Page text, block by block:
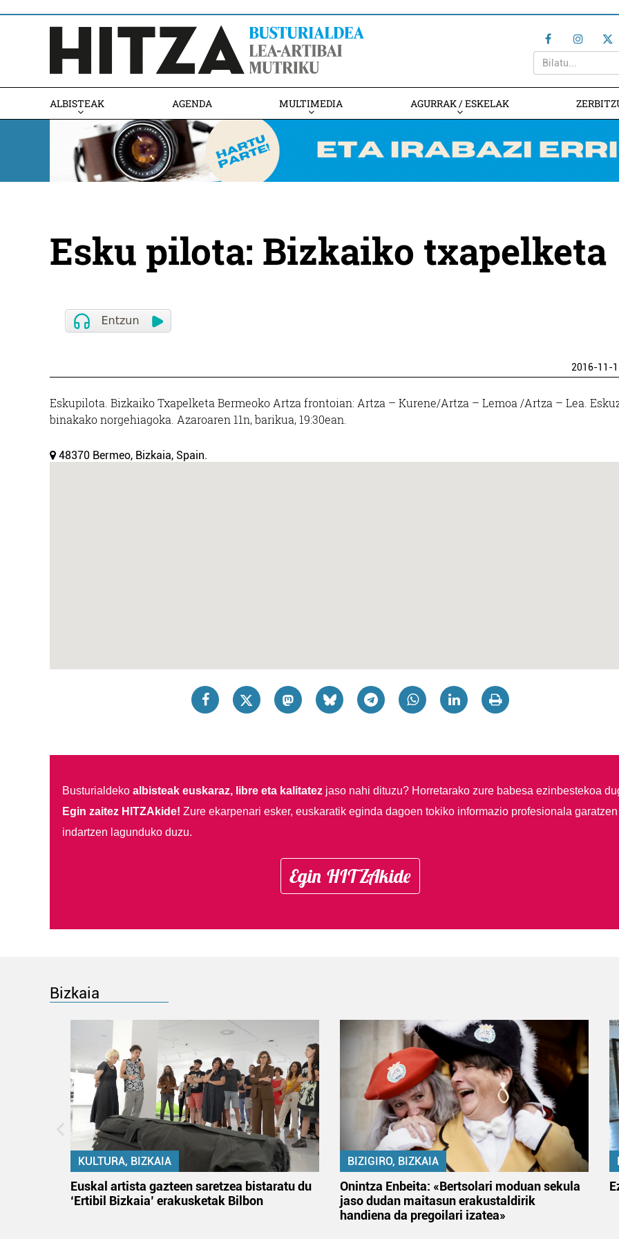
ALBISTEAK AGENDA MULTIMEDIA AGURRAK / ESKELAK
Esku pilota: Bizkaiko txapelketa
2016-11-
Eskupilota. Bizkaiko Txapelketa Bermeoko Artza frontoian: Artza – Kurene/Artza – Lemoa /Artza – Lea.
binakako norgehiagoka. Azaroaren 11n, barikua, 19:30ean.
48370 Bermeo, Bizkaia, Spain.
Busturialdeko albisteak euskaraz, libre eta kalitatezjaso nahi dituzu? Horretarako zure babesa ezinbestekoa
Egin zaitez HITZAkide! Zure ekarpenari esker, euskaratik eginda dagoen tokiko informazio profesionala garatzen
indartzen lagunduko duzu.
Egin HITZAkide
Bizkaia
KULTURA, BIZKAIA
Euskal artista gazteen saretzea bistaratu du
‘Ertibil Bizkaia’ erakusketak Bilbon
BIZIGIRO, BIZKAIA
Onintza Enbeita: «Bertsolari moduan sekula
jaso dudan maitasun erakustaldirik
handiena da pregoilari izatea»